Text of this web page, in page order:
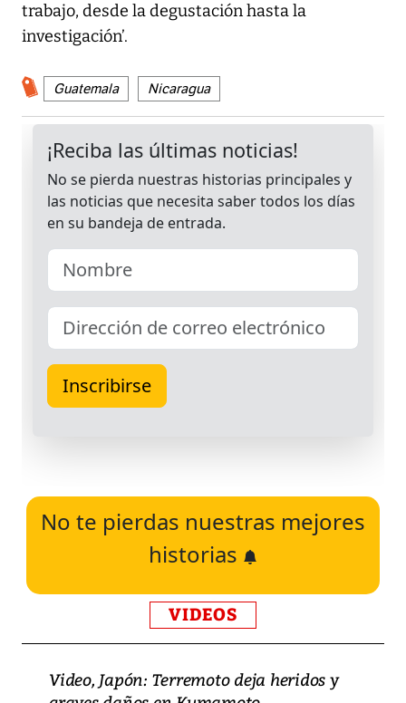
trabajo, desde la degustación hasta la
investigación’.
Guatemala Nicaragua
No te pierdas nuestras mejores
historias
VIDEOS
Video, Japón: Terremoto deja heridos y